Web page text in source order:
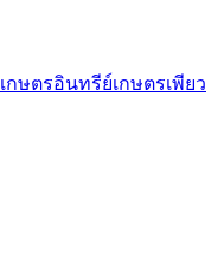
เกษตรอินทรีย์เกษตรเพียว